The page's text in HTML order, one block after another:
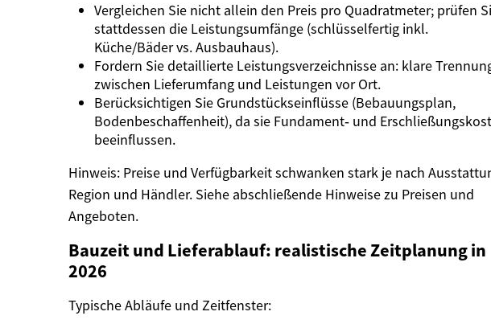
Vergleichen Sie nicht allein den Preis pro Quadratmeter; prüfen
stattdessen die Leistungsumfänge (schlüsselfertig inkl.
Küche/Bäder vs. Ausbauhaus).
Fordern Sie detaillierte Leistungsverzeichnisse an: klare
zwischen Lieferumfang und Leistungen vor Ort.
Berücksichtigen Sie Grundstückseinflüsse (Bebauungsplan,
Bodenbeschaffenheit), da sie Fundament‑ und
beeinflussen.
Hinweis: Preise und Verfügbarkeit schwanken stark je nach
Region und Händler. Siehe abschließende Hinweise zu Preisen und
Angeboten.
Bauzeit und Lieferablauf: realistische Zeitplanung in
2026
Typische Abläufe und Zeitfenster: